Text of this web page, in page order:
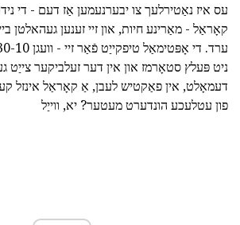
עס איז נאַטירלעך צו יבערנעמען אַז דעם - די
קאָראַל - מאַרינע חיות, און זיי זענען געהאלטן
ניט פּעלץ סטאָרמז און אין דער זעלביקער צייַט
דעמאָלט, אין פאַקטיש לעבן, אַ קאָראַל אינזל
פון עטלעכע הונדערט מעטער? יא, ווייַל